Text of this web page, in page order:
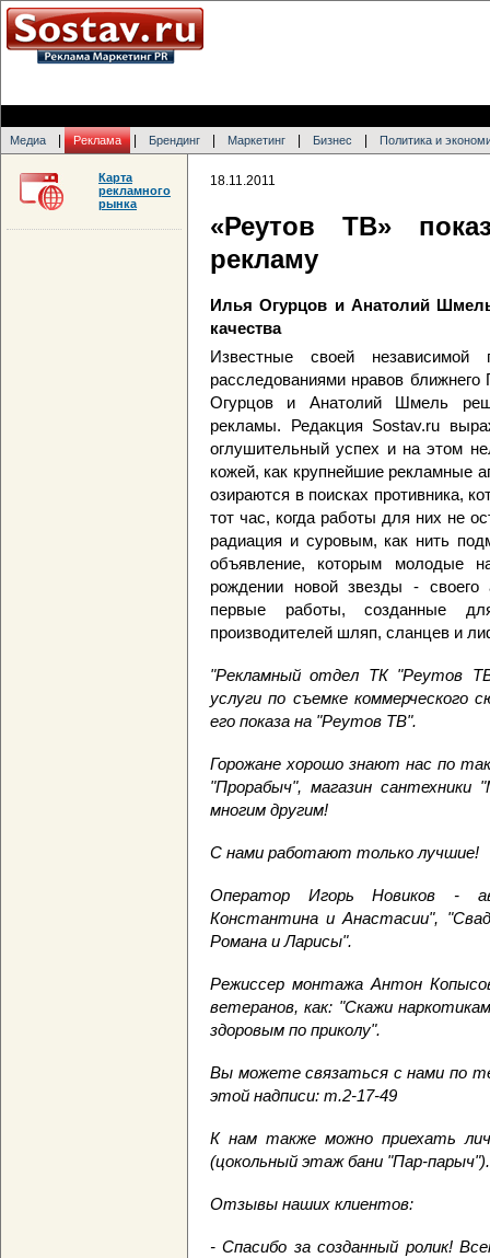
Медиа Реклама Брендинг Маркетинг Бизнес Политика и
18.11.2011
«Реутов ТВ»
рекламу
Илья Огурцов и Анатолий
качества
Известные своей
расследованиями нравов
Огурцов и Анатолий Шмель
рекламы. Редакция Sostav.ru
оглушительный успех и на этом
кожей, как крупнейшие рекламные
озираются в поисках противника,
тот час, когда работы для них не
радиация и суровым, как нить
объявление, которым молодые
рождении новой звезды - своего
первые работы, созданные
производителей шляп, сланцев и
"Рекламный отдел ТК "Реутов
услуги по съемке коммерческого
его показа на "Реутов ТВ".
Горожане хорошо знают нас по
"Прорабыч", магазин
многим другим!
С нами работают только лучшие!
Оператор Игорь Новиков -
Константина и Анастасии",
Романа и Ларисы".
Режиссер монтажа Антон
ветеранов, как: "Скажи
здоровым по приколу".
Вы можете связаться с нами по
этой надписи: т.2-17-49
К нам также можно приехать
(цокольный этаж бани "Пар-парыч").
Отзывы наших клиентов:
- Спасибо за созданный ролик!
Карта
рекламного
рынка